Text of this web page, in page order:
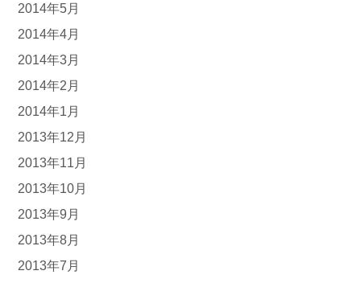
2014年5月
2014年4月
2014年3月
2014年2月
2014年1月
2013年12月
2013年11月
2013年10月
2013年9月
2013年8月
2013年7月